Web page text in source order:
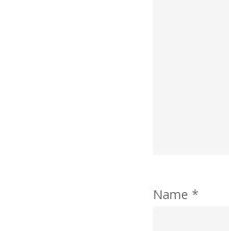
Name *